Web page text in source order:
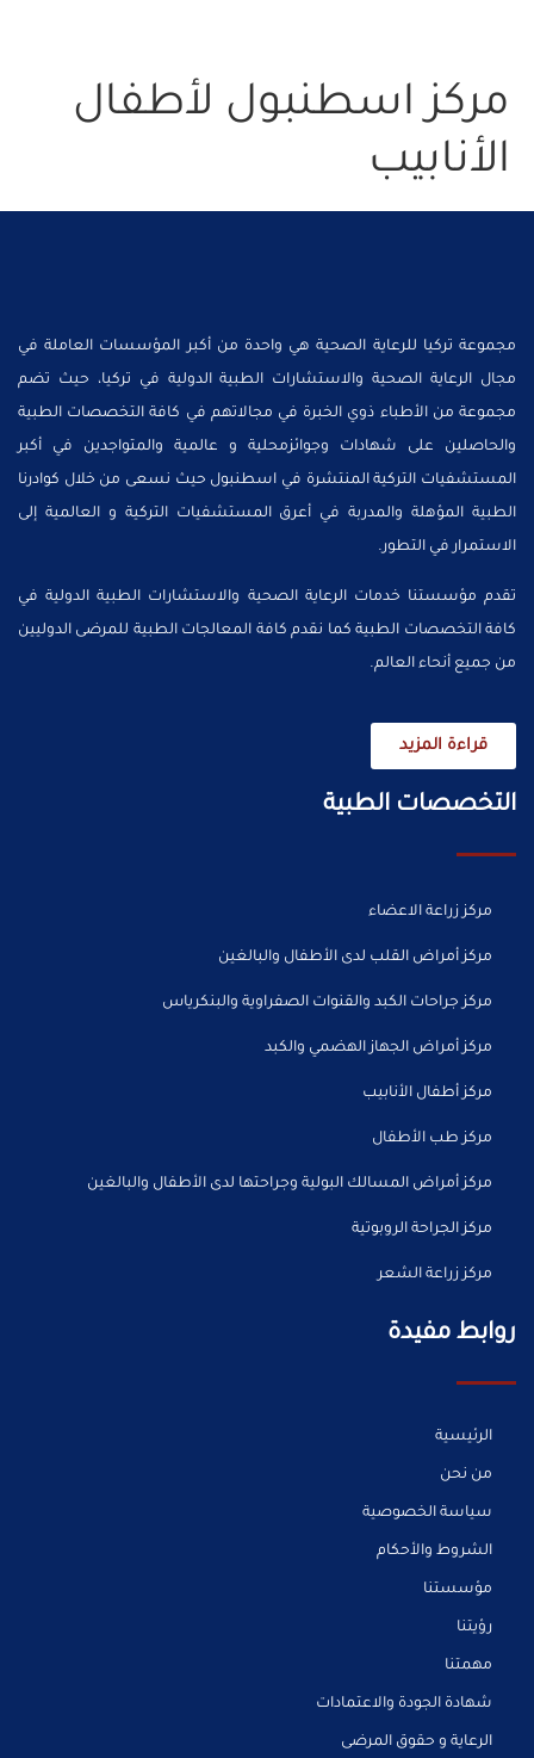
مركز اسطنبول لأطفال
الأنابيب
مجموعة تركيا للرعاية الصحية هي واحدة من أكبر المؤسسات العاملة في
مجال الرعاية الصحية والاستشارات الطبية الدولية في تركيا، حيث تضم
مجموعة من الأطباء ذوي الخبرة في مجالاتهم في كافة التخصصات الطبية
والحاصلين على شهادات وجوائزمحلية و عالمية والمتواجدين في أكبر
المستشفيات التركية المنتشرة في اسطنبول حيث نسعى من خلال كوادرنا
الطبية المؤهلة والمدربة في أعرق المستشفيات التركية و العالمية إلى
الاستمرار في التطور.
تقدم مؤسستنا خدمات الرعاية الصحية والاستشارات الطبية الدولية في
كافة التخصصات الطبية كما نقدم كافة المعالجات الطبية للمرضى الدوليين
من جميع أنحاء العالم.
قراءة المزيد
التخصصات الطبية
مركز زراعة الاعضاء
مركز أمراض القلب لدى الأطفال والبالغين
مركز جراحات الكبد والقنوات الصفراوية والبنكرياس
مركز أمراض الجهاز الهضمي والكبد
مركز أطفال الأنابيب
مركز طب الأطفال
مركز أمراض المسالك البولية وجراحتها لدى الأطفال والبالغين
مركز الجراحة الروبوتية
مركز زراعة الشعر
روابط مفيدة
الرئيسية
من نحن
سياسة الخصوصية
الشروط والأحكام
مؤسستنا
رؤيتنا
مهمتنا
شهادة الجودة والاعتمادات
الرعاية و حقوق المرضى